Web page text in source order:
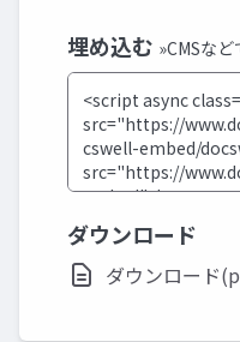
埋め込む »CMSな
ダウンロード
ダウンロード